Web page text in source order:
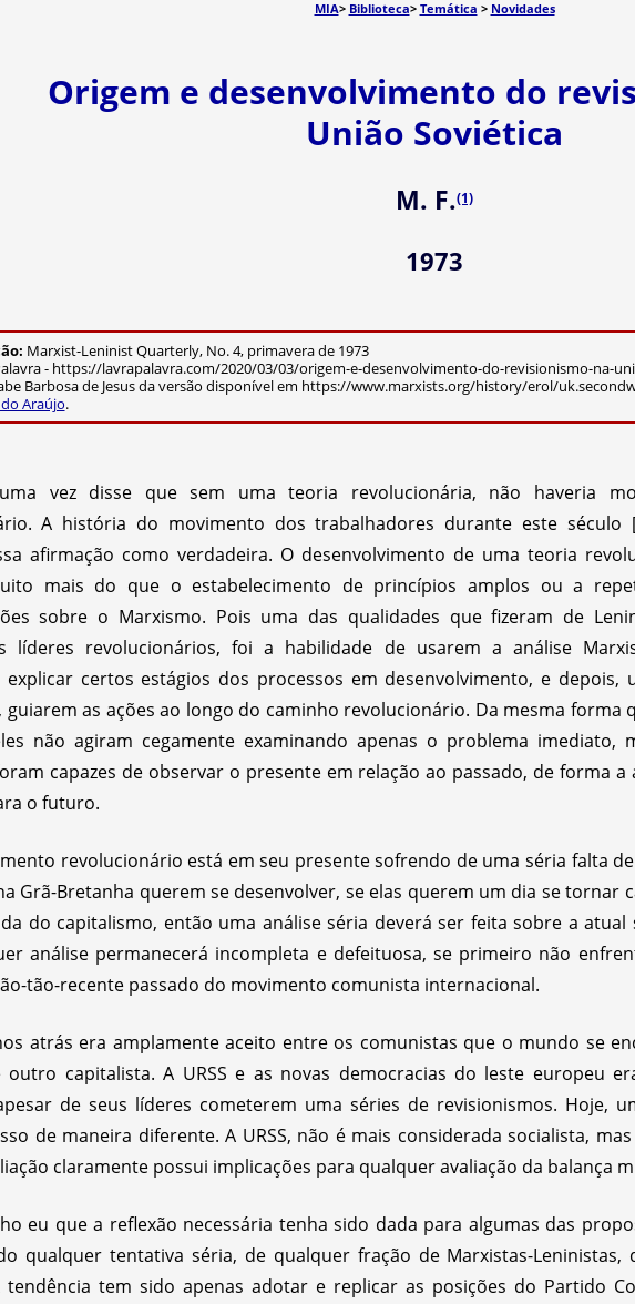
MIA> Biblioteca> Temática > Novidades
Origem e desenvolvimento do
União Soviética
M. F.(1)
1973
Marxist-Leninist Quarterly, No. 4, primavera de 1973
- https://lavrapalavra.com/2020/03/03/origem-e-desenvolvimento-do-revisionismo-na-
Barbosa de Jesus da versão disponível em https://www.marxists.org/history/erol/
Araújo.
vez disse que sem uma teoria revolucionária, não haveria
A história do movimento dos trabalhadores durante este século
afirmação como verdadeira. O desenvolvimento de uma teoria
mais do que o estabelecimento de princípios amplos ou a
sobre o Marxismo. Pois uma das qualidades que fizeram de
líderes revolucionários, foi a habilidade de usarem a análise
certos estágios dos processos em desenvolvimento, e depois,
guiarem as ações ao longo do caminho revolucionário. Da mesma forma
não agiram cegamente examinando apenas o problema imediato,
capazes de observar o presente em relação ao passado, de forma a
o futuro.
revolucionário está em seu presente sofrendo de uma séria falta
Grã-Bretanha querem se desenvolver, se elas querem um dia se tornar
do capitalismo, então uma análise séria deverá ser feita sobre a
análise permanecerá incompleta e defeituosa, se primeiro não
tão-recente passado do movimento comunista internacional.
atrás era amplamente aceito entre os comunistas que o mundo se
outro capitalista. A URSS e as novas democracias do leste europeu
de seus líderes cometerem uma séries de revisionismos. Hoje,
de maneira diferente. A URSS, não é mais considerada socialista,
claramente possui implicações para qualquer avaliação da balança
eu que a reflexão necessária tenha sido dada para algumas das
qualquer tentativa séria, de qualquer fração de Marxistas-
tendência tem sido apenas adotar e replicar as posições do Partido